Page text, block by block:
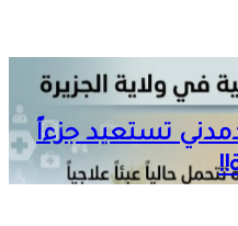
تستعيد جزءاً